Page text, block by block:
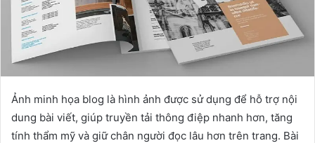
Ảnh minh họa blog là hình ảnh được sử dụng để hỗ trợ nội
dung bài viết, giúp truyền tải thông điệp nhanh hơn, tăng
tính thẩm mỹ và giữ chân người đọc lâu hơn trên trang. Bài